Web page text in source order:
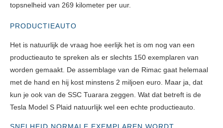
topsnelheid van 269 kilometer per uur.
PRODUCTIEAUTO
Het is natuurlijk de vraag hoe eerlijk het is om nog van een
productieauto te spreken als er slechts 150 exemplaren van
worden gemaakt. De assemblage van de Rimac gaat helemaal
met de hand en hij kost minstens 2 miljoen euro. Maar ja, dat
kun je ook van de SSC Tuarara zeggen. Wat dat betreft is de
Tesla Model S Plaid natuurlijk wel een echte productieauto.